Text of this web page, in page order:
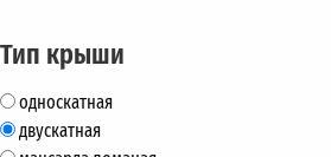
Тип крыши
односкатная
двускатная